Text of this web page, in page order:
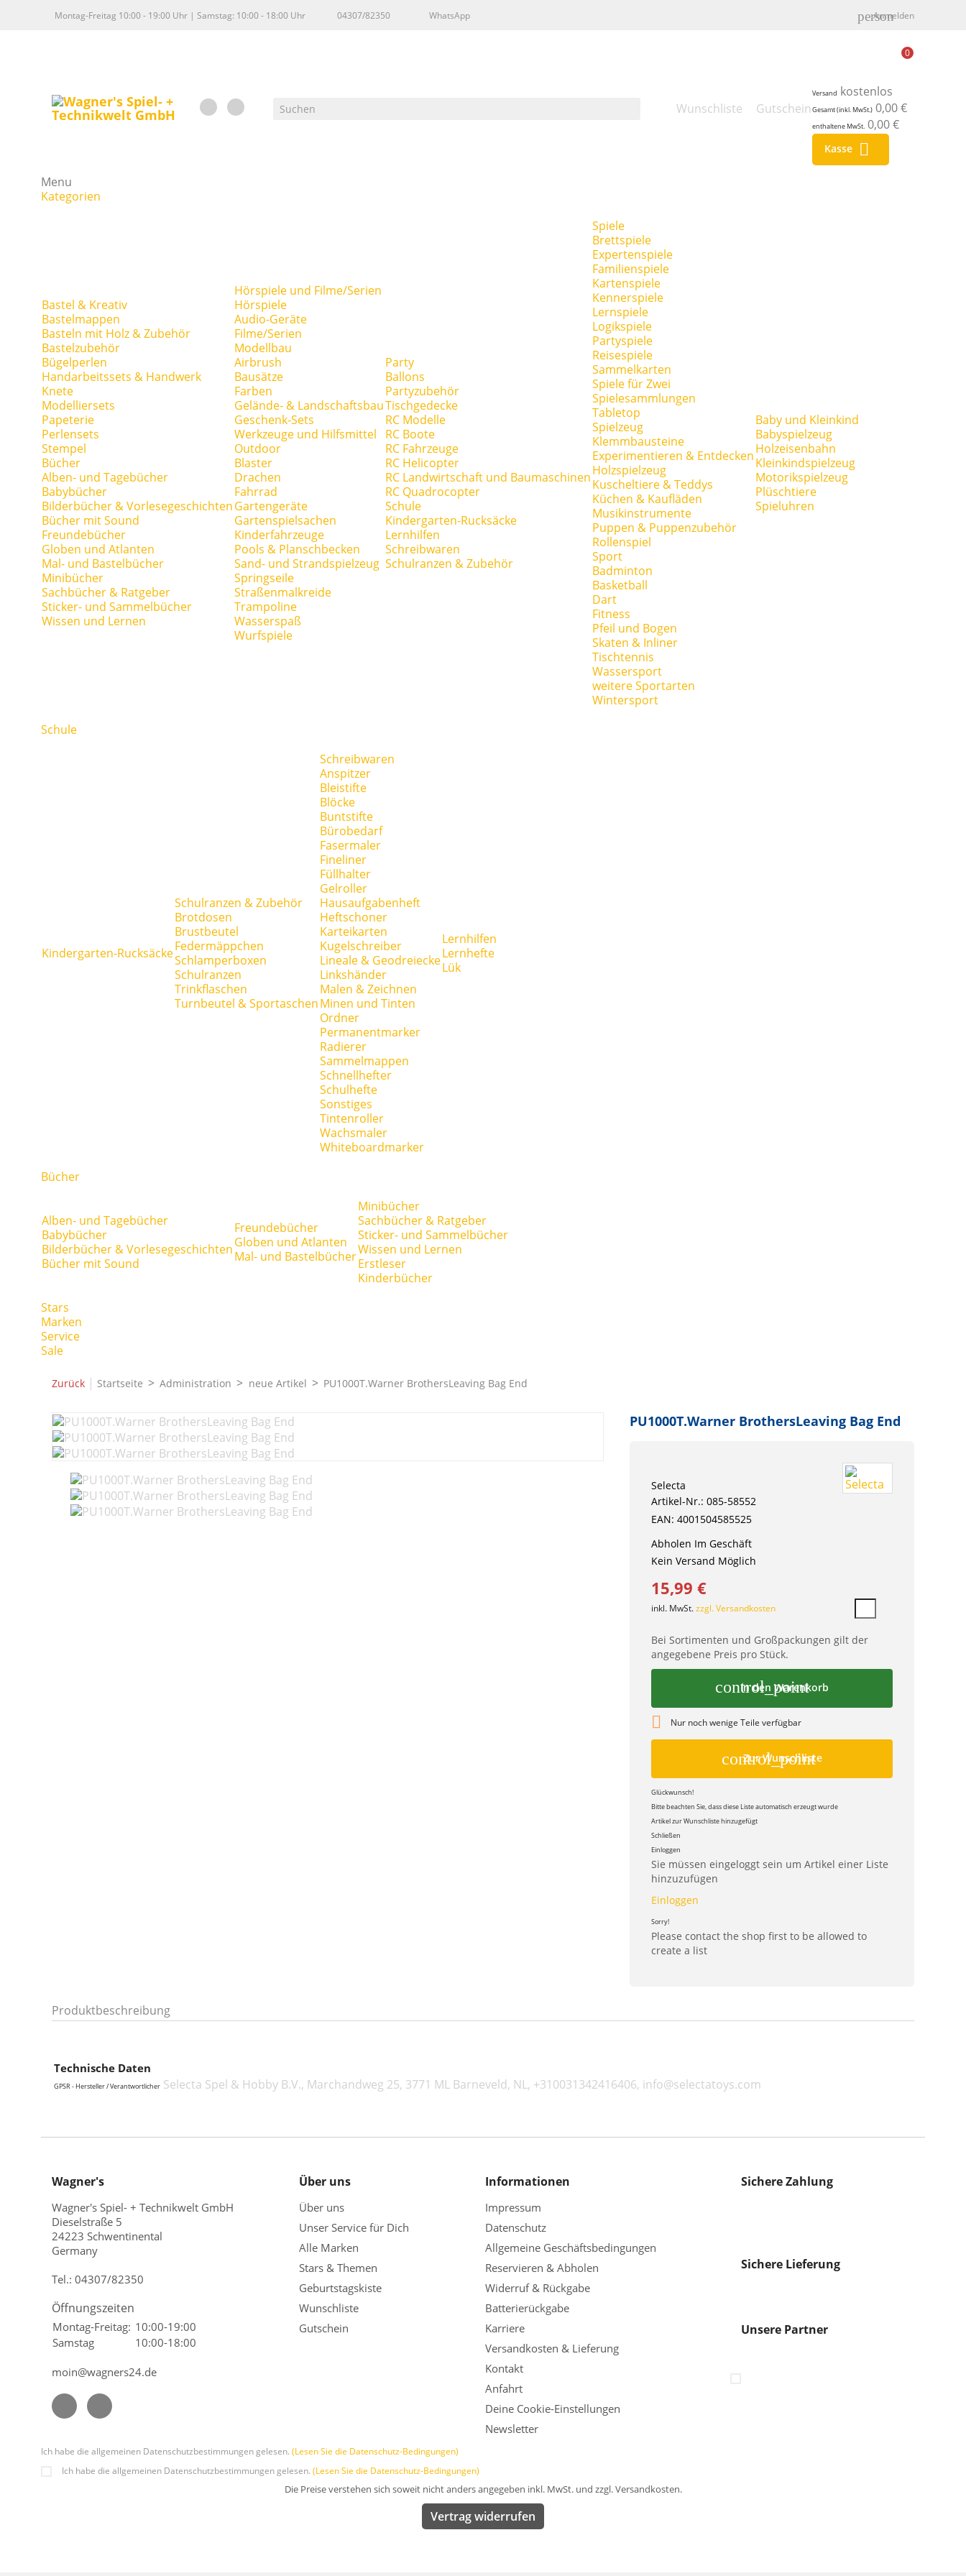
Montag-Freitag 10:00 - 19:00 Uhr | Samstag: 10:00 - 18:00 Uhr 04307/82350 WhatsApp person
Anmelden
Wunschliste Gutschein
0
Versand kostenlos
Gesamt (inkl. MwSt.) 0,00 €
enthaltene MwSt. 0,00 €
Kasse 
Menu
Kategorien
Bastel & Kreativ
Bastelmappen
Basteln mit Holz & Zubehör
Bastelzubehör
Bügelperlen
Handarbeitssets & Handwerk
Knete
Modelliersets
Papeterie
Perlensets
Stempel
Bücher
Alben- und Tagebücher
Babybücher
Bilderbücher & Vorlesegeschichten
Bücher mit Sound
Freundebücher
Globen und Atlanten
Mal- und Bastelbücher
Minibücher
Sachbücher & Ratgeber
Sticker- und Sammelbücher
Wissen und Lernen
Hörspiele und Filme/Serien
Hörspiele
Audio-Geräte
Filme/Serien
Modellbau
Airbrush
Bausätze
Farben
Gelände- & Landschaftsbau
Geschenk-Sets
Werkzeuge und Hilfsmittel
Outdoor
Blaster
Drachen
Fahrrad
Gartengeräte
Gartenspielsachen
Kinderfahrzeuge
Pools & Planschbecken
Sand- und Strandspielzeug
Springseile
Straßenmalkreide
Trampoline
Wasserspaß
Wurfspiele
Party
Ballons
Partyzubehör
Tischgedecke
RC Modelle
RC Boote
RC Fahrzeuge
RC Helicopter
RC Landwirtschaft und Baumaschinen
RC Quadrocopter
Schule
Kindergarten-Rucksäcke
Lernhilfen
Schreibwaren
Schulranzen & Zubehör
Spiele
Brettspiele
Expertenspiele
Familienspiele
Kartenspiele
Kennerspiele
Lernspiele
Logikspiele
Partyspiele
Reisespiele
Sammelkarten
Spiele für Zwei
Spielesammlungen
Tabletop
Spielzeug
Klemmbausteine
Experimentieren & Entdecken
Holzspielzeug
Kuscheltiere & Teddys
Küchen & Kaufläden
Musikinstrumente
Puppen & Puppenzubehör
Rollenspiel
Sport
Badminton
Basketball
Dart
Fitness
Pfeil und Bogen
Skaten & Inliner
Tischtennis
Wassersport
weitere Sportarten
Wintersport
Baby und Kleinkind
Babyspielzeug
Holzeisenbahn
Kleinkindspielzeug
Motorikspielzeug
Plüschtiere
Spieluhren
Schule
Kindergarten-Rucksäcke
Schulranzen & Zubehör
Brotdosen
Brustbeutel
Federmäppchen
Schlamperboxen
Schulranzen
Trinkflaschen
Turnbeutel & Sportaschen
Schreibwaren
Anspitzer
Bleistifte
Blöcke
Buntstifte
Bürobedarf
Fasermaler
Fineliner
Füllhalter
Gelroller
Hausaufgabenheft
Heftschoner
Karteikarten
Kugelschreiber
Lineale & Geodreiecke
Linkshänder
Malen & Zeichnen
Minen und Tinten
Ordner
Permanentmarker
Radierer
Sammelmappen
Schnellhefter
Schulhefte
Sonstiges
Tintenroller
Wachsmaler
Whiteboardmarker
Lernhilfen
Lernhefte
Lük
Bücher
Alben- und Tagebücher
Babybücher
Bilderbücher & Vorlesegeschichten
Bücher mit Sound
Freundebücher
Globen und Atlanten
Mal- und Bastelbücher
Minibücher
Sachbücher & Ratgeber
Sticker- und Sammelbücher
Wissen und Lernen
Erstleser
Kinderbücher
Stars
Marken
Service
Sale
Zurück | Startseite Administration neue Artikel PU1000T.Warner BrothersLeaving Bag End
PU1000T.Warner BrothersLeaving Bag End
Selecta
Artikel-Nr.: 085-58552
EAN: 4001504585525
Abholen Im Geschäft
Kein Versand Möglich
15,99 €
inkl. MwSt.zzgl. Versandkosten
Bei Sortimenten und Großpackungen gilt der
angegebene Preis pro Stück.
control_point
In den Warenkorb
 Nur noch wenige Teile verfügbar
control_point
Zur Wunschliste
Glückwunsch!
Bitte beachten Sie, dass diese Liste automatisch erzeugt wurde
Artikel zur Wunschliste hinzugefügt
Schließen
Einloggen
Sie müssen eingeloggt sein um Artikel einer Liste
hinzuzufügen
Einloggen
Sorry!
Please contact the shop first to be allowed to
create a list
Produktbeschreibung
Technische Daten
GPSR - Hersteller / Verantwortlicher Selecta Spel & Hobby B.V., Marchandweg 25, 3771 ML Barneveld, NL, +310031342416406, info@selectatoys.com
Wagner's
Wagner's Spiel- + Technikwelt GmbH
Dieselstraße 5
24223 Schwentinental
Germany
Tel.: 04307/82350
Öffnungszeiten
Montag-Freitag: 10:00-19:00
Samstag
10:00-18:00
moin@wagners24.de
Über uns
Über uns
Unser Service für Dich
Alle Marken
Stars & Themen
Geburtstagskiste
Wunschliste
Gutschein
Informationen
Impressum
Datenschutz
Allgemeine Geschäftsbedingungen
Reservieren & Abholen
Widerruf & Rückgabe
Batterierückgabe
Karriere
Versandkosten & Lieferung
Kontakt
Anfahrt
Deine Cookie-Einstellungen
Newsletter
Sichere Zahlung
Sichere Lieferung
Unsere Partner
Ich habe die allgemeinen Datenschutzbestimmungen gelesen. (Lesen Sie die Datenschutz-Bedingungen)
Ich habe die allgemeinen Datenschutzbestimmungen gelesen. (Lesen Sie die Datenschutz-Bedingungen)
Die Preise verstehen sich soweit nicht anders angegeben inkl. MwSt. und zzgl. Versandkosten.
Vertrag widerrufen